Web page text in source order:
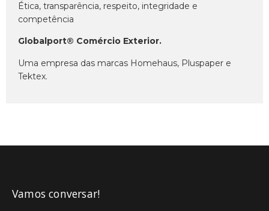
Ética, transparência, respeito, integridade e
competência
Globalport® Comércio Exterior.
Uma empresa das marcas Homehaus, Pluspaper e
Tektex.
Vamos conversar!